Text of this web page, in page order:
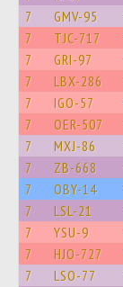
7 GMV-95
7 TJC-717
7 GRI-97
7 LBX-286
7 IGO-57
7 OER-507
7 MXJ-86
7 ZB-668
7 OBY-14
7 LSL-21
7 YSU-9
7 HJO-727
7 LSO-77